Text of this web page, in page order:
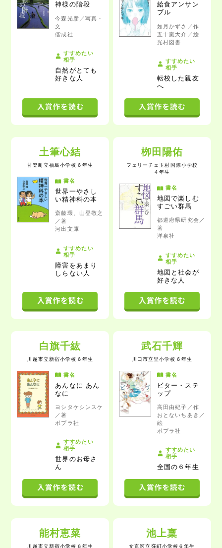
神様の階段
今森光彦／写真・
文
偕成社
すすめたい
相手
自然がとても
好きな人
給食アンサン
ブル
如月かずさ／作
五十嵐大介／絵
光村図書
すすめたい
相手
転校した親友
へ
土筆心結
甘楽町立福島小学校 ６年生
書名
世界一やさし
い精神科の本
斎藤環、山登敬之
／著
河出文庫
すすめたい
相手
障害をあまり
しらない人
栁田陽佑
フェリーチェ玉村国際小学校
４年生
書名
地図で楽しむ
すごい群馬
都道府県研究会／
著
洋泉社
すすめたい
相手
地図と社会が
好きな人
白旗千紘
川越市立新宿小学校 ６年生
書名
あんなに あん
なに
ヨシタケシンスケ
／著
ポプラ社
すすめたい
相手
世界のお母さ
ん
武石千輝
川口市立里小学校 ６年生
書名
ビター・ステ
ップ
高田由紀子／作
おとないちあき／
絵
ポプラ社
すすめたい
相手
全国の６年生
能村恵菜
川越市立新宿小学校 ６年生
池上稟
文京区立窪町小学校 ６年生